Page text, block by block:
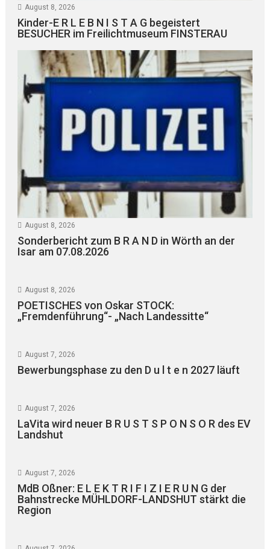
August 8, 2026
Kinder-E R L E B N I S T A G begeistert
BESUCHER im Freilichtmuseum FINSTERAU
August 8, 2026
Sonderbericht zum B R A N D in Wörth an der
Isar am 07.08.2026
August 8, 2026
POETISCHES von Oskar STOCK:
„Fremdenführung“- „Nach Landessitte“
August 7, 2026
Bewerbungsphase zu den D u l t e n 2027 läuft
August 7, 2026
LaVita wird neuer B R U S T S P O N S O R des EV
Landshut
August 7, 2026
MdB Oßner: E L E K T R I F I Z I E R U N G der
Bahnstrecke MÜHLDORF-LANDSHUT stärkt die
Region